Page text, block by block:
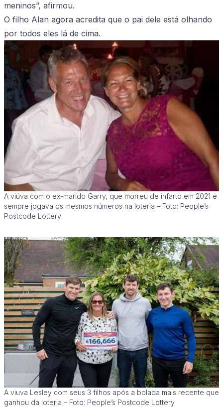
meninos”, afirmou.
O filho Alan agora acredita que o pai dele está olhando
por todos eles lá de cima.
A viúva com o ex-marido Garry, que morreu de infarto em 2021 e
sempre jogava os mesmos números na loteria – Foto: People’s
Postcode Lottery
A viuva Lesley com seus 3 filhos após a bolada mais recente que
ganhou da loteria – Foto: People’s Postcode Lottery